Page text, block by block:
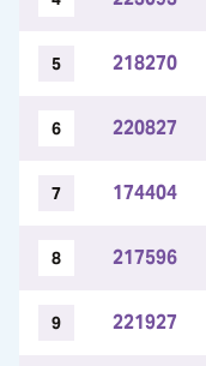
5 218270
6 220827
7 174404
8 217596
9 221927